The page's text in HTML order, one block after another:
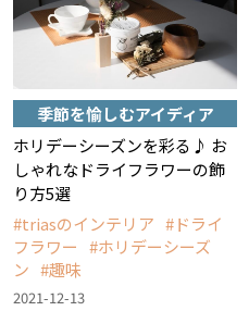
季節を愉しむアイディア
ホリデーシーズンを彩る♪ お
しゃれなドライフラワーの飾
り方5選
triasのインテリア
ドライ
フラワー
ホリデーシーズ
ン
趣味
2021-12-13